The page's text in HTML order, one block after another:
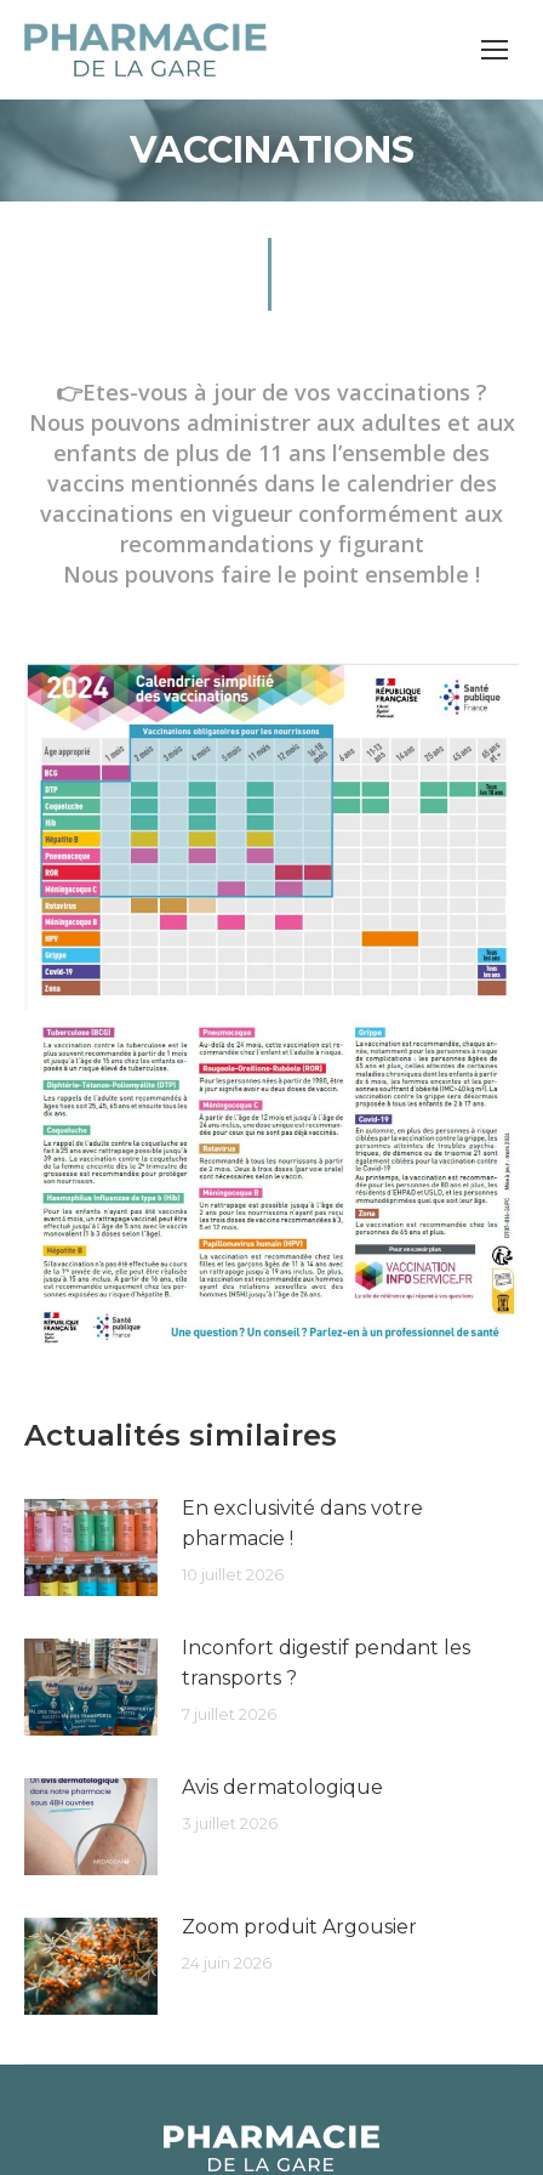
VACCINATIONS
👉Etes-vous à jour de vos vaccinations ?
Nous pouvons administrer aux adultes et aux
enfants de plus de 11 ans l’ensemble des
vaccins mentionnés dans le calendrier des
vaccinations en vigueur conformément aux
recommandations y figurant
Nous pouvons faire le point ensemble !
Actualités similaires
En exclusivité dans votre
pharmacie !
10 juillet 2026
Inconfort digestif pendant les
transports ?
7 juillet 2026
Avis dermatologique
3 juillet 2026
Zoom produit Argousier
24 juin 2026